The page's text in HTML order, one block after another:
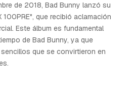
de 2018, Bad Bunny lanzó su
100PRE", que recibió aclamación
Este álbum es fundamental
de Bad Bunny, ya que
que se convirtieron en